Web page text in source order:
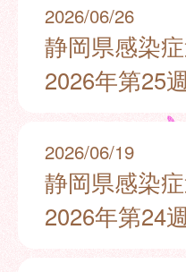
2026/06/26
静岡県感染
2026年第25週
2026/06/19
静岡県感染
2026年第24週